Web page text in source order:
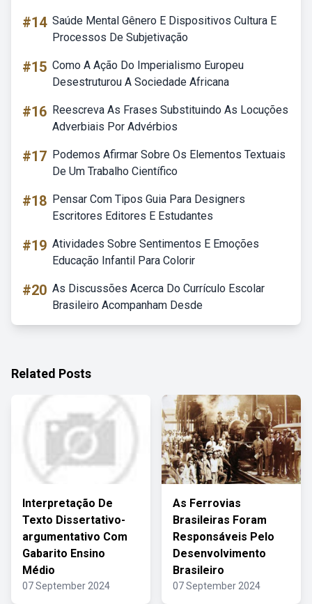
#14 Saúde Mental Gênero E Dispositivos Cultura E
Processos De Subjetivação
#15 Como A Ação Do Imperialismo Europeu
Desestruturou A Sociedade Africana
#16 Reescreva As Frases Substituindo As Locuções
Adverbiais Por Advérbios
#17 Podemos Afirmar Sobre Os Elementos Textuais
De Um Trabalho Científico
#18 Pensar Com Tipos Guia Para Designers
Escritores Editores E Estudantes
#19 Atividades Sobre Sentimentos E Emoções
Educação Infantil Para Colorir
#20 As Discussões Acerca Do Currículo Escolar
Brasileiro Acompanham Desde
Related Posts
Interpretação De
Texto Dissertativo-
argumentativo Com
Gabarito Ensino
Médio
07 September 2024
As Ferrovias
Brasileiras Foram
Responsáveis Pelo
Desenvolvimento
Brasileiro
07 September 2024